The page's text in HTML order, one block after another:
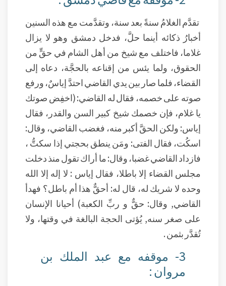
تقدَّم الغلامُ سنةً بعد سنة، وتقدَّمت مع هذه السنين
أخبارُ ذكائه أينما حلَّ، فدخل دمشق وهو لا يزال
غلاما، فاختلف مع شيخ من أهل الشام في حقٍّ من
الحقوق، ولما يئس من إقناعه بالحجَّة، دعاه إلى
القضاء، فلما صار بين يدي القاضي احتدَّ إياسٌ، ورفع
صوته على خصمه، فقال له القاضي: (اخفِض صوتك
يا غلام، فإن خصمك شيخ كبير السن والقدر، فقال
إياس: ولكن الحقَّ أكبر منه، فغضب القاضي، وقال:
اسكُت، فقال الفتى: ومَن ينطق بحجتي إذا سكتُّ ،
فازداد القاضي غضبا، وقال: ما أراك تقول منذ دخلت
مجلس القضاء إلا باطلا، فقال إياس : لا إله إلا الله
وحده لا شريك له، قال له: أحقٌّ هذا أم باطل؟ فهدأ
القاضي, وقال: حقٌّ و ربِّ الكعبة) أحيانا الإنسان
على صغر سنه, يُؤتى الحجة البالغة في وقتها، ولا
تُقدَّر بثمن .
3- موقفه مع عبد الملك بن
مروان :